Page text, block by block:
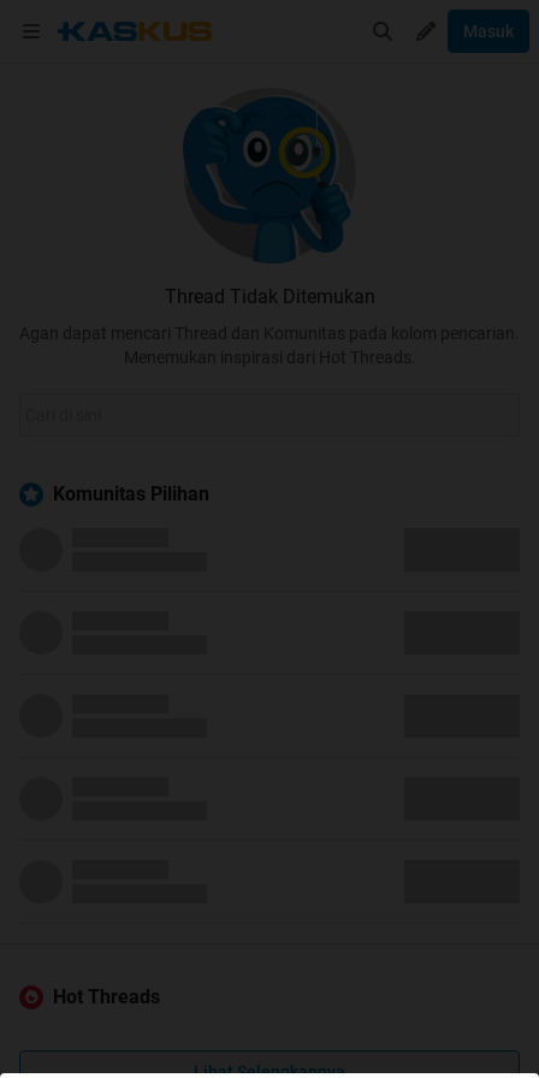
Masuk
Thread Tidak Ditemukan
Agan dapat mencari Thread dan Komunitas pada kolom pencarian.
Menemukan inspirasi dari Hot Threads.
Komunitas Pilihan
Hot Threads
Lihat Selengkapnya